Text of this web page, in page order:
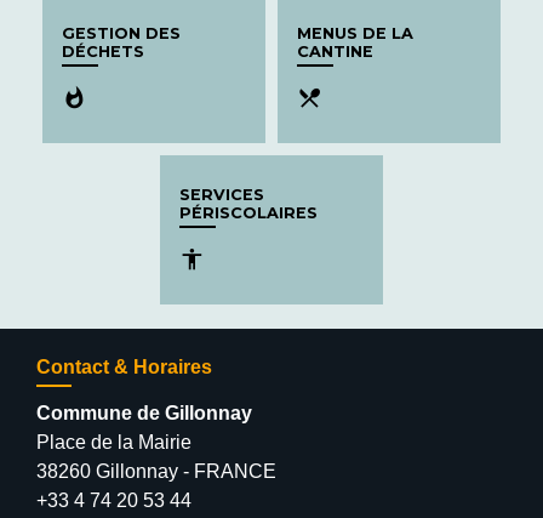
GESTION DES
DÉCHETS
whatshot
MENUS DE LA
CANTINE
local_dining
SERVICES
PÉRISCOLAIRES
accessibility
Contact & Horaires
Commune de Gillonnay
Place de la Mairie
38260 Gillonnay - FRANCE
+33 4 74 20 53 44